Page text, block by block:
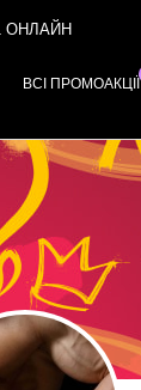
ОНЛАЙН
ВСІ ПРОМОАКЦІЇ